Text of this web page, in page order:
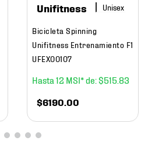
Unifitness
Bicicleta Spinning
Unifitness Entrenamiento F1
UFEX00107
12 $51583
$6190.00